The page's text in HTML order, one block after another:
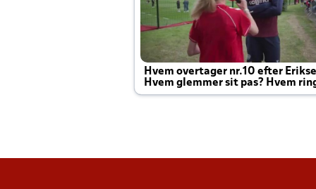
Hvem overtager nr.10 efter
Hvem glemmer sit pas? Hvem
Joachim altid til efter kampe?